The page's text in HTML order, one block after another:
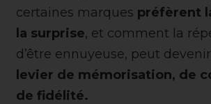
certaines marques préfèrent
la surprise, et comment la
d’être ennuyeuse, peut
levier de mémorisation, de
de fidélité.